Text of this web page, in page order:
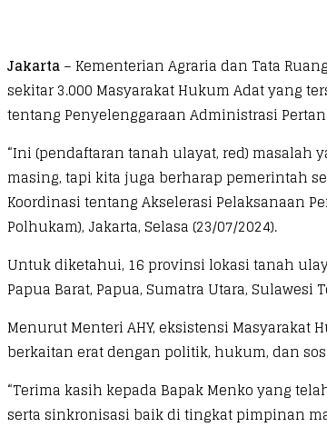
Jakarta– Kementerian Agraria dan Tata
sekitar 3.000 Masyarakat Hukum Adat yang
tentang Penyelenggaraan Administrasi
“Ini (pendaftaran tanah ulayat, red)
masing, tapi kita juga berharap pemerintah
Koordinasi tentang Akselerasi Pelaksanaan
Polhukam), Jakarta, Selasa (23/07/2024).
Untuk diketahui, 16 provinsi lokasi tanah
Papua Barat, Papua, Sumatra Utara,
Menurut Menteri AHY, eksistensi
berkaitan erat dengan politik, hukum, dan
“Terima kasih kepada Bapak Menko yang
serta sinkronisasi baik di tingkat pimpinan